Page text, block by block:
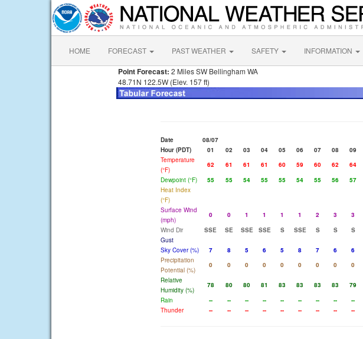
HOME FORECAST PAST WEATHER SAFETY INFORMATION
Point Forecast: 2 Miles SW Bellingham WA
48.71N 122.5W (Elev. 157 ft)
Date 08/07
Hour (PDT)
01 02 03 04 05 06 07 08 09
Temperature
(°F)
62 61 61 61 60 59 60 62 64
Dewpoint (°F)
55 55 54 55 55 54 55 56 57
Heat Index
(°F)
Surface Wind
(mph)
0 0 1 1 1 1 2 3 3
Wind Dir
SSE SE SSE SSE S SSE S S S
Gust
Sky Cover (%)
7 8 5 6 5 8 7 6 6
Precipitation
Potential (%)
0 0 0 0 0 0 0 0 0
Relative
Humidity (%)
78 80 80 81 83 83 83 83 79
Rain
-- -- -- -- -- -- -- -- --
Thunder
-- -- -- -- -- -- -- -- --